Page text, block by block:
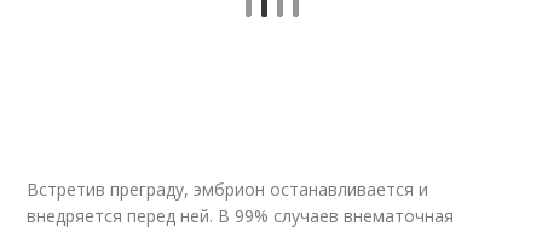
Встретив преграду, эмбрион останавливается и
внедряется перед ней. В 99% случаев внематочная